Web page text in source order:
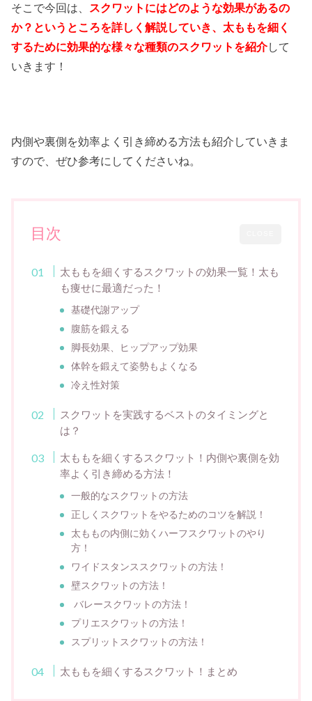
そこで今回は、 スクワットにはどのような効果があるの
か？というところを詳しく解説していき、太ももを細く
するために効果的な様々な種類のスクワットを紹介して
いきます！
内側や裏側を効率よく引き締める方法も紹介していきま
すので、ぜひ参考にしてくださいね。
目次
太ももを細くするスクワットの効果一覧！太も
も痩せに最適だった！
基礎代謝アップ
腹筋を鍛える
脚長効果、ヒップアップ効果
体幹を鍛えて姿勢もよくなる
冷え性対策
スクワットを実践するベストのタイミングと
は？
太ももを細くするスクワット！内側や裏側を効
率よく引き締める方法！
一般的なスクワットの方法
正しくスクワットをやるためのコツを解説！
太ももの内側に効くハーフスクワットのやり
方！
ワイドスタンススクワットの方法！
壁スクワットの方法！
バレースクワットの方法！
プリエスクワットの方法！
スプリットスクワットの方法！
太ももを細くするスクワット！まとめ